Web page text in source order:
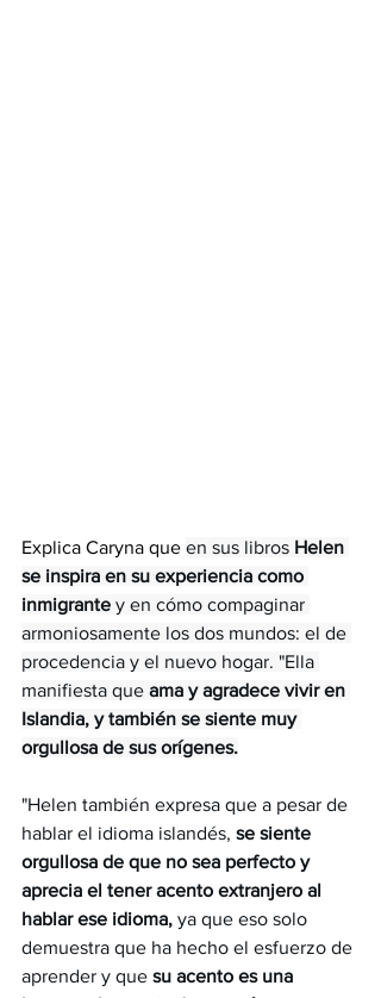
Explica Caryna que en sus libros Helen
se inspira en su experiencia como
inmigrante y en cómo compaginar
armoniosamente los dos mundos: el de
procedencia y el nuevo hogar. "Ella
manifiesta que ama y agradece vivir en
Islandia, y también se siente muy
orgullosa de sus orígenes.
"Helen también expresa que a pesar de
hablar el idioma islandés, se siente
orgullosa de que no sea perfecto y
aprecia el tener acento extranjero al
hablar ese idioma, ya que eso solo
demuestra que ha hecho el esfuerzo de
aprender y que su acento es una